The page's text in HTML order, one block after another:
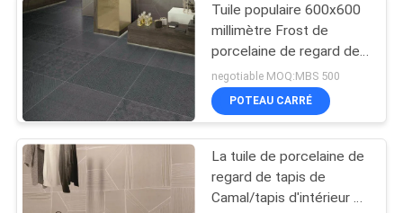
Tuile populaire 600x600
millimètre Frost de
porcelaine de regard de
tapis de preuve de tache
résistant
negotiable MOQ:MBS 500
POTEAU CARRÉ
La tuile de porcelaine de
regard de tapis de
Camal/tapis d'intérieur à